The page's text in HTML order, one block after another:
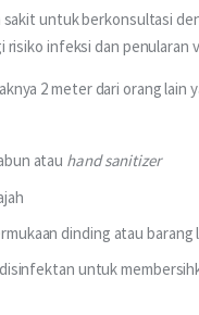
sakit untuk berkonsultasi
infeksi dan penularan
2 meter dari orang lain
atau hand sanitizer
dinding atau barang
untuk